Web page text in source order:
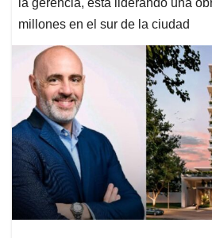
la gerencia, está liderando una
millones en el sur de la ciudad